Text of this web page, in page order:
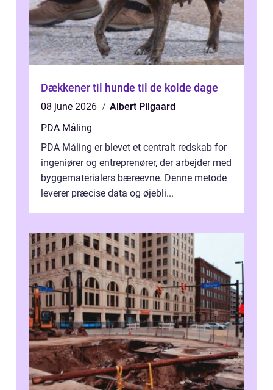
Dækkener til hunde til de kolde dage
08 june 2026
Albert Pilgaard
PDA Måling
PDA Måling er blevet et centralt redskab for
ingeniører og entreprenører, der arbejder med
byggematerialers bæreevne. Denne metode
leverer præcise data og øjebli...